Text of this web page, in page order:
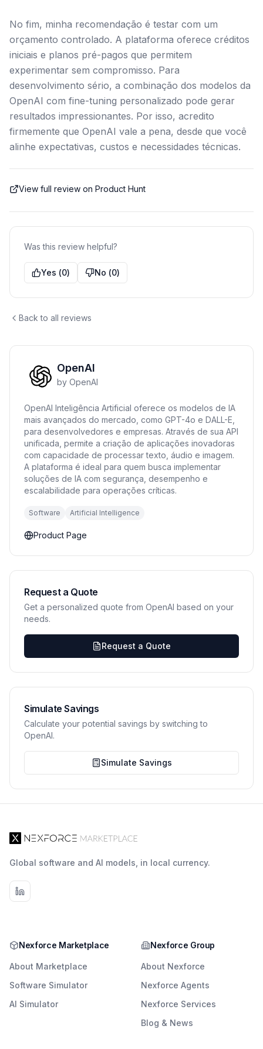
No fim, minha recomendação é testar com um
orçamento controlado. A plataforma oferece créditos
iniciais e planos pré-pagos que permitem
experimentar sem compromisso. Para
desenvolvimento sério, a combinação dos modelos da
OpenAI com fine-tuning personalizado pode gerar
resultados impressionantes. Por isso, acredito
firmemente que OpenAI vale a pena, desde que você
alinhe expectativas, custos e necessidades técnicas.
View full review on Product Hunt
Was this review helpful?
Yes (0) No (0)
Back to all reviews
OpenAI
by OpenAI
OpenAI Inteligência Artificial oferece os modelos de IA
mais avançados do mercado, como GPT-4o e DALL-E,
para desenvolvedores e empresas. Através de sua API
unificada, permite a criação de aplicações inovadoras
com capacidade de processar texto, áudio e imagem.
A plataforma é ideal para quem busca implementar
soluções de IA com segurança, desempenho e
escalabilidade para operações críticas.
Software Artificial Intelligence
Product Page
Request a Quote
Get a personalized quote from OpenAI based on your
needs.
Request a Quote
Simulate Savings
Calculate your potential savings by switching to
OpenAI.
Simulate Savings
Global software and AI models, in local currency.
Nexforce Marketplace
About Marketplace
Software Simulator
AI Simulator
Nexforce Group
About Nexforce
Nexforce Agents
Nexforce Services
Blog & News